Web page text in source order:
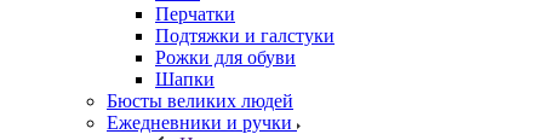
Перчатки
Подтяжки и галстуки
Рожки для обуви
Шапки
Бюсты великих людей
Ежедневники и ручки